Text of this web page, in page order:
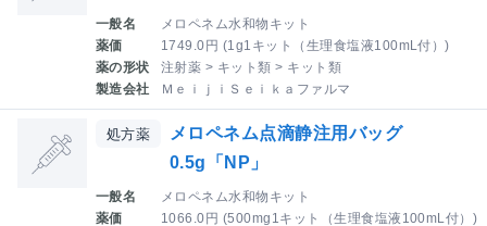
一般名
メロペネム水和物キット
薬価
1749.0円 (1g1キット（生理食塩液100mL付）)
薬の形状
注射薬 > キット類 > キット類
製造会社
ＭｅｉｊｉＳｅｉｋａファルマ
処方薬
メロペネム点滴静注用バッグ
0.5g「NP」
一般名
メロペネム水和物キット
薬価
1066.0円 (500mg1キット（生理食塩液100mL付）)